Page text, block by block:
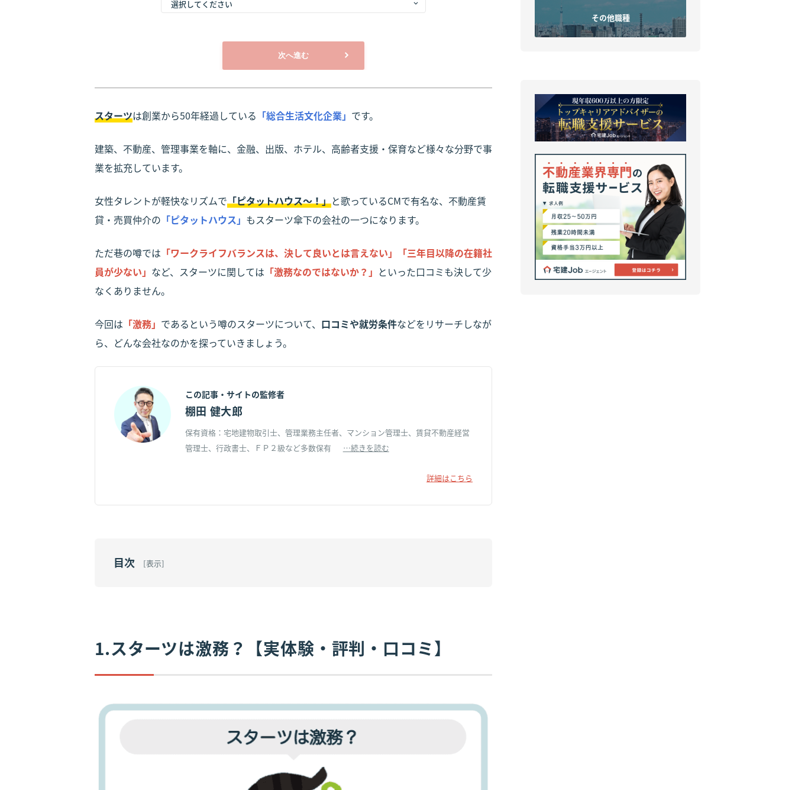
次へ進む
スターツは創業から50年経過している 「総合生活文化企業」 です。
建築、不動産、管理事業を軸に、金融、出版、ホテル、高齢者支援・保育など様々な分野で事
業を拡充しています。
女性タレントが軽快なリズムで「ピタットハウス～！」と歌っているCMで有名な、不動産賃
貸・売買仲介の 「ピタットハウス」 もスターツ傘下の会社の一つになります。
ただ巷の噂では 「ワークライフバランスは、決して良いとは言えない」「三年目以降の在籍社
員が少ない」 など、スターツに関しては 「激務なのではないか？」 といった口コミも決して少
なくありません。
今回は 「激務」 であるという噂のスターツについて、 口コミや就労条件などをリサーチしなが
ら、どんな会社なのかを探っていきましょう。
この記事・サイトの監修者
棚田 健大郎
保有資格：宅地建物取引士、管理業務主任者、マンション管理士、賃貸不動産経営
管理士、行政書士、ＦＰ２級など多数保有
…続きを読む
詳細はこちら
目次 [表示]
1.スターツは激務？【実体験・評判・口コミ】
その他職種